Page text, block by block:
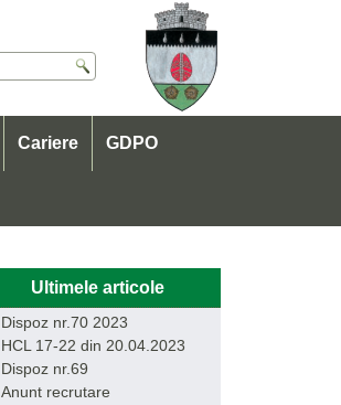
Cariere GDPO
Ultimele articole
Dispoz nr.70 2023
HCL 17-22 din 20.04.2023
Dispoz nr.69
Anunt recrutare